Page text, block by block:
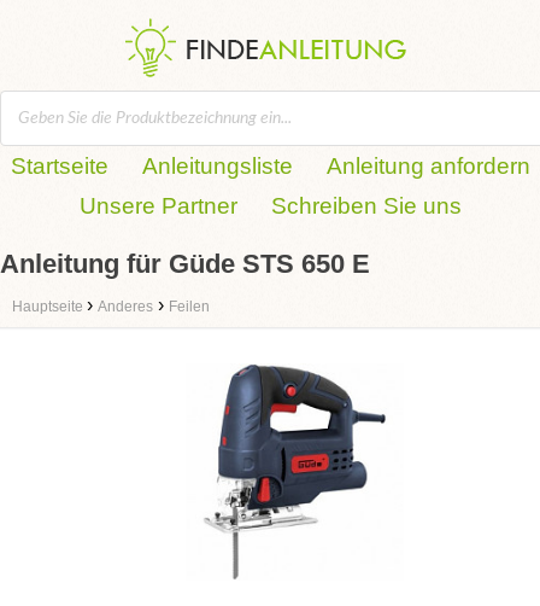
Startseite Anleitungsliste
Anleitung anfordern
Unsere Partner
Schreiben Sie uns
Anleitung für Güde STS 650 E
Hauptseite › Anderes › Feilen